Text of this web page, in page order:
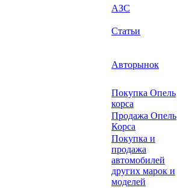
АЗС
Статьи
Авторынок
Покупка Опель
корса
Продажа Опель
Корса
Покупка и
продажа
автомобилей
других марок и
моделей